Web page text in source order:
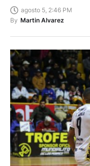
agosto 5, 2:46 PM
By Martin Alvarez